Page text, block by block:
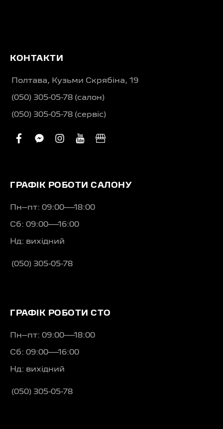
КОНТАКТИ
Полтава, Кузьми Скрябіна, 19
(050) 305-05-78 (салон)
(050) 305-05-78 (сервіс)
facebook
facebook-
instagram
youtube
business
ГРАФІК РОБОТИ САЛОНУ
Пн–пт: 09:00—18:00
Сб: 09:00—16:00
Нд: вихідний
(050) 305-05-78
ГРАФІК РОБОТИ СТО
Пн–пт: 09:00—18:00
Сб: 09:00—16:00
Нд: вихідний
(050) 305-05-78